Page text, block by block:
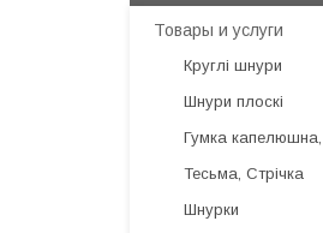
Товары и услуги
Круглі шнури
Шнури плоскі
Гумка капелюшна,
Тесьма, Стрічка
Шнурки